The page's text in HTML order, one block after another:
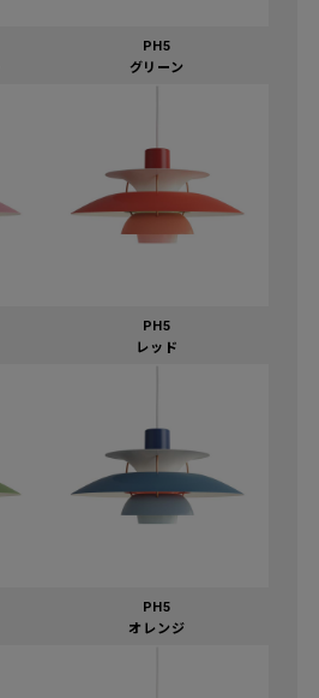
PH5
グリーン
PH5
レッド
PH5
オレンジ